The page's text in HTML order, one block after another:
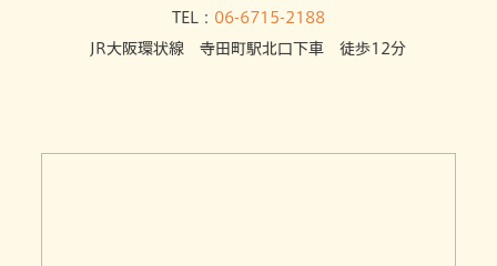
TEL： 06-6715-2188
JR大阪環状線 寺田町駅北口下車 徒歩12分